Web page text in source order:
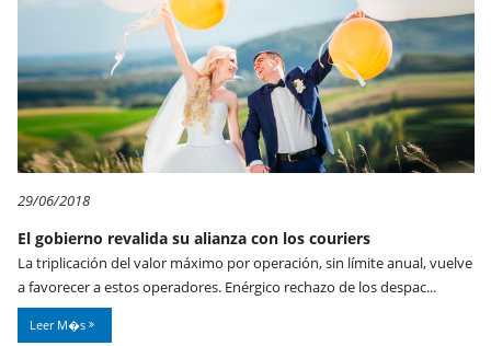
29/06/2018
El gobierno revalida su alianza con los couriers
La triplicación del valor máximo por operación, sin límite anual, vuelve
a favorecer a estos operadores. Enérgico rechazo de los despac...
Leer M�s